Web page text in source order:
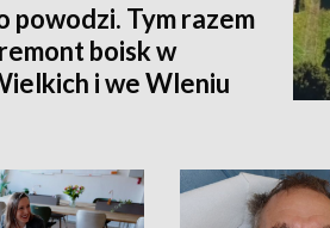
powodzi. Tym razem
boisk w
i we Wleniu